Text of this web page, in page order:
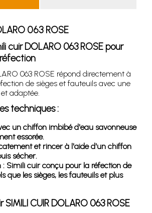
063 ROSE
cuir DOLARO 063 ROSE pour
063 ROSE répond directement à
de sièges et fauteuils avec une
adaptée.
techniques :
un chiffon imbibé d'eau savonneuse
essorée.
et rincer à l'aide d'un chiffon
sécher.
: Simili cuir conçu pour la réfection de
que les sièges, les fauteuils et plus
SIMILI CUIR DOLARO 063 ROSE